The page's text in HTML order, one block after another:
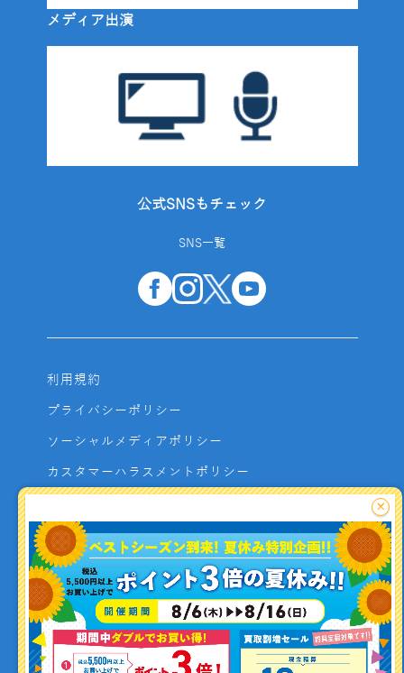
釣り情報を
投稿する
メディア出演
公式SNSもチェック
SNS一覧
利用規約
プライバシーポリシー
ソーシャルメディアポリシー
カスタマーハラスメントポリシー
よくあるご質問
お問い合わせ
利用者資金の保全方法
×